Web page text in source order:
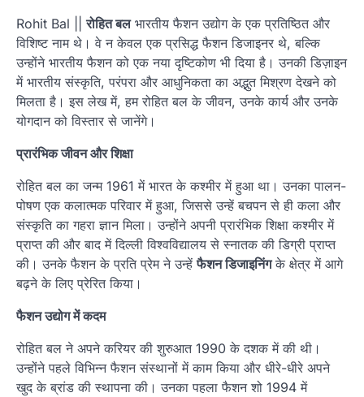
Rohit Bal ||रोहित बलभारतीय फैशन उद्योग के एक प्रतिष्ठित और
विशिष्ट नाम थे। वे न केवल एक प्रसिद्ध फैशन डिजाइनर थे, बल्कि
उन्होंने भारतीय फैशन को एक नया दृष्टिकोण भी दिया है। उनकी डिज़ाइन
में भारतीय संस्कृति, परंपरा और आधुनिकता का अद्भुत मिश्रण देखने को
मिलता है। इस लेख में, हम रोहित बल के जीवन, उनके कार्य और उनके
योगदान को विस्तार से जानेंगे।
प्रारंभिक जीवन और शिक्षा
रोहित बल का जन्म 1961 में भारत के कश्मीर में हुआ था। उनका पालन-
पोषण एक कलात्मक परिवार में हुआ, जिससे उन्हें बचपन से ही कला और
संस्कृति का गहरा ज्ञान मिला। उन्होंने अपनी प्रारंभिक शिक्षा कश्मीर में
प्राप्त की और बाद में दिल्ली विश्वविद्यालय से स्नातक की डिग्री प्राप्त
की। उनके फैशन के प्रति प्रेम ने उन्हेंफैशन डिजाइनिंगके क्षेत्र में आगे
बढ़ने के लिए प्रेरित किया।
फैशन उद्योग में कदम
रोहित बल ने अपने करियर की शुरुआत 1990 के दशक में की थी।
उन्होंने पहले विभिन्न फैशन संस्थानों में काम किया और धीरे-धीरे अपने
खुद के ब्रांड की स्थापना की। उनका पहला फैशन शो 1994 में